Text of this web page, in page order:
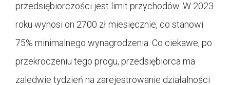
przedsiębiorczości jest limit przychodów. W 2023
roku wynosi on 2700 zł miesięcznie, co stanowi
75% minimalnego wynagrodzenia. Co ciekawe, po
przekroczeniu tego progu, przedsiębiorca ma
zaledwie tydzień na zarejestrowanie działalności